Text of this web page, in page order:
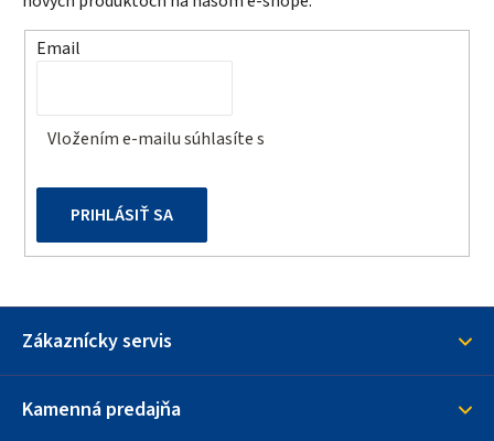
Email
Vložením e-mailu súhlasíte s
PRIHLÁSIŤ SA
Zákaznícky servis
Kamenná predajňa